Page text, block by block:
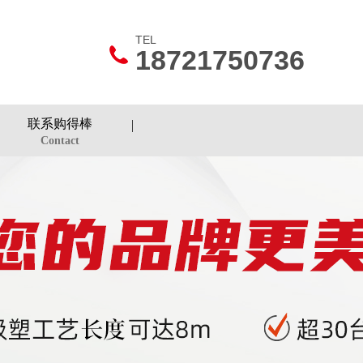
TEL
18721750736
联系购得棒
Contact